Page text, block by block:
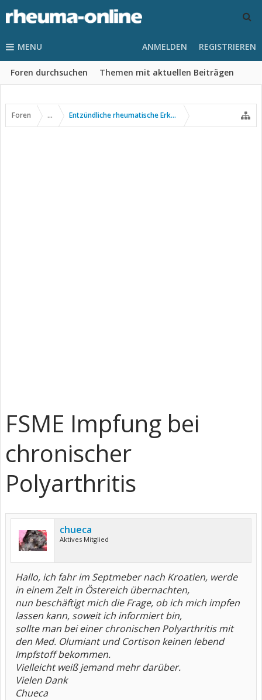
MENU
Foren durchsuchen Themen mit aktuellen Beiträgen
ANMELDEN REGISTRIEREN
Foren ... Entzündliche rheumatische Erkrankungen
FSME Impfung bei
chronischer
Polyarthritis
chueca
Aktives Mitglied
Hallo, ich fahr im Septmeber nach Kroatien, werde
in einem Zelt in Östereich übernachten,
nun beschäftigt mich die Frage, ob ich mich impfen
lassen kann, soweit ich informiert bin,
sollte man bei einer chronischen Polyarthritis mit
den Med. Olumiant und Cortison keinen lebend
Impfstoff bekommen.
Vielleicht weiß jemand mehr darüber.
Vielen Dank
Chueca